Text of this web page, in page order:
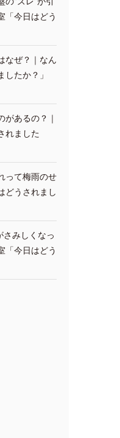
「今日はどう
なぜ？｜なん
たか？」
あるの？｜
れました
って梅雨のせ
どうされまし
みしくなっ
「今日はどう